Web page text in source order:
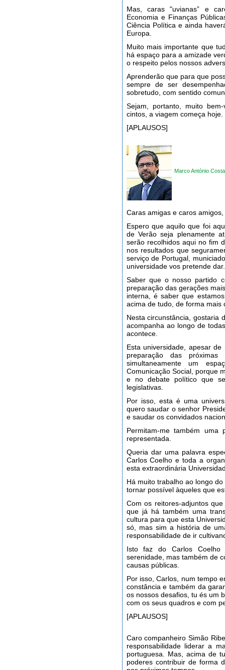
Mas, caras "uvianas” e
Economia e Finanças
Ciência Política e ainda
Europa.
Muito mais importante que
há espaço para a amizade
o respeito pelos nossos
Aprenderão que para que
sempre de ser
sobretudo, com sentido
Sejam, portanto, muito
cintos, a viagem começa hoje.
[APLAUSOS]
Marco António Costa
Caras amigas e caros
Espero que aquilo que foi
de Verão seja plenamente
serão recolhidos aqui no fim
nos resultados que
serviço de Portugal,
universidade vos pretende dar.
Saber que o nosso partido
preparação das gerações
interna, é saber que
acima de tudo, de forma mais
Nesta circunstância, gostaria
acompanha ao longo de
acontece.
Esta universidade, apesar
preparação das
simultaneamente um
Comunicação Social, porque
e no debate político que
legislativas.
Por isso, esta é uma
quero saudar o senhor
e saudar os convidados
Permitam-me também
representada.
Queria dar uma palavra
Carlos Coelho e toda a
esta extraordinária
Há muito trabalho ao longo
tornar possível àqueles que
Com os reitores-adjuntos
que já há também uma
cultura para que esta
só, mas sim a história de
responsabilidade de ir
Isto faz do Carlos
serenidade, mas também de
causas públicas.
Por isso, Carlos, num tempo
constância e também da
os nossos desafios, tu és um
com os seus quadros e com
[APLAUSOS]
Caro companheiro Simão
responsabilidade liderar a
portuguesa. Mas, acima de
poderes contribuir de forma